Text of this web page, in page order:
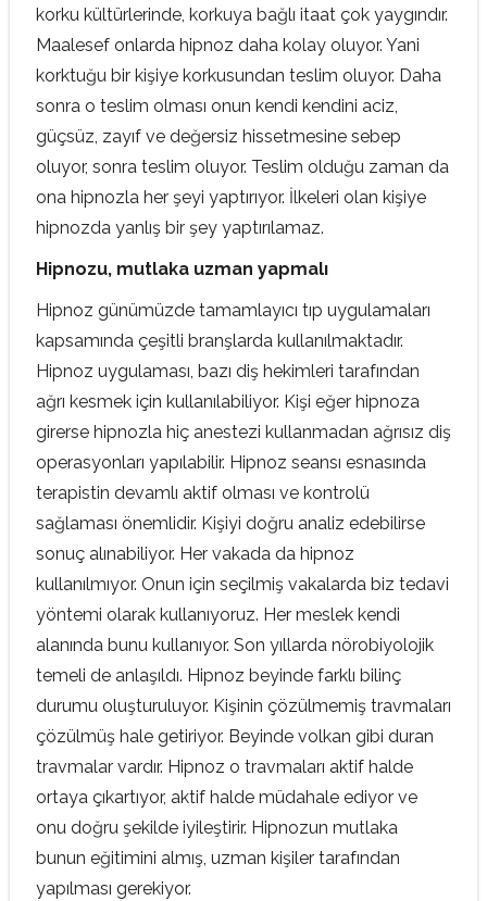
korku kültürlerinde, korkuya bağlı itaat çok yaygındır.
Maalesef onlarda hipnoz daha kolay oluyor. Yani
korktuğu bir kişiye korkusundan teslim oluyor. Daha
sonra o teslim olması onun kendi kendini aciz,
güçsüz, zayıf ve değersiz hissetmesine sebep
oluyor, sonra teslim oluyor. Teslim olduğu zaman da
ona hipnozla her şeyi yaptırıyor. İlkeleri olan kişiye
hipnozda yanlış bir şey yaptırılamaz.
Hipnozu, mutlaka uzman yapmalı
Hipnoz günümüzde tamamlayıcı tıp uygulamaları
kapsamında çeşitli branşlarda kullanılmaktadır.
Hipnoz uygulaması, bazı diş hekimleri tarafından
ağrı kesmek için kullanılabiliyor. Kişi eğer hipnoza
girerse hipnozla hiç anestezi kullanmadan ağrısız diş
operasyonları yapılabilir. Hipnoz seansı esnasında
terapistin devamlı aktif olması ve kontrolü
sağlaması önemlidir. Kişiyi doğru analiz edebilirse
sonuç alınabiliyor. Her vakada da hipnoz
kullanılmıyor. Onun için seçilmiş vakalarda biz tedavi
yöntemi olarak kullanıyoruz. Her meslek kendi
alanında bunu kullanıyor. Son yıllarda nörobiyolojik
temeli de anlaşıldı. Hipnoz beyinde farklı bilinç
durumu oluşturuluyor. Kişinin çözülmemiş travmaları
çözülmüş hale getiriyor. Beyinde volkan gibi duran
travmalar vardır. Hipnoz o travmaları aktif halde
ortaya çıkartıyor, aktif halde müdahale ediyor ve
onu doğru şekilde iyileştirir. Hipnozun mutlaka
bunun eğitimini almış, uzman kişiler tarafından
yapılması gerekiyor.